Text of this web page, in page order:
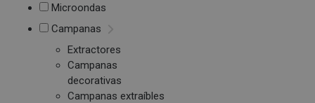
Microondas
Campanas
Extractores
Campanas
decorativas
Campanas extraíbles